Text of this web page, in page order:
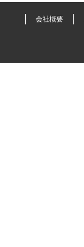
会社概要